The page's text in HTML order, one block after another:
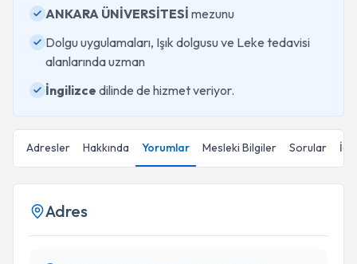
ANKARA ÜNİVERSİTESİ mezunu
Dolgu uygulamaları, Işık dolgusu ve Leke tedavisi
alanlarında uzman
İngilizce dilinde de hizmet veriyor.
Adresler Hakkında Yorumlar Mesleki Bilgiler Sorular
Adres